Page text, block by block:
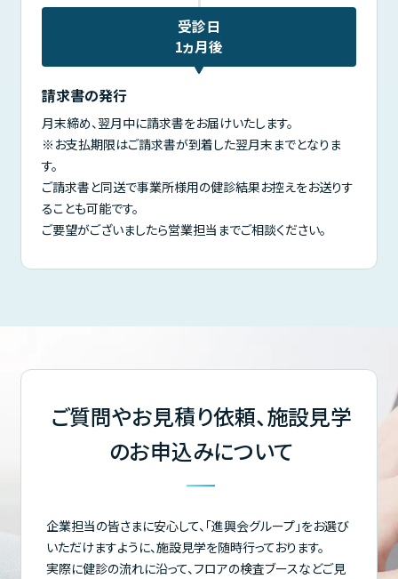
受診日
1ヵ月後
請求書の発行
月末締め、翌月中に請求書をお届けいたします。
※お支払期限はご請求書が到着した翌月末までとなりま
す。
ご請求書と同送で事業所様用の健診結果お控えをお送りす
ることも可能です。
ご要望がございましたら営業担当までご相談ください。
ご質問やお見積り依頼、施設見学
のお申込みについて
企業担当の皆さまに安心して、「進興会グループ」をお選び
いただけますように、施設見学を随時行っております。
実際に健診の流れに沿って、フロアの検査ブースなどご見